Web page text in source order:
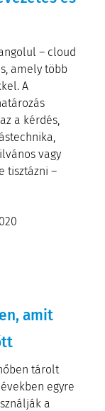
– cloud
amely több
A
a kérdés,
vagy
tisztázni –
amit
tárolt
egyre
a